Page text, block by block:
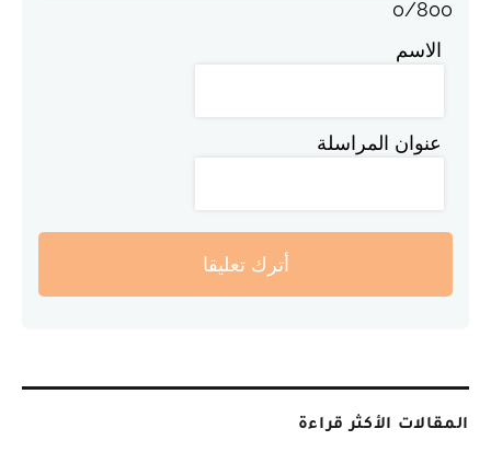
0/800
الاسم
عنوان المراسلة
أترك تعليقا
المقالات الأكثر قراءة